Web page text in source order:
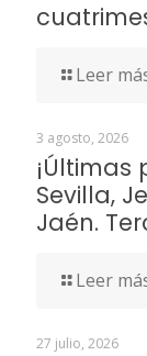
Leer
3 agosto, 2026
¡Últimas
Sevilla,
Jaén.
Leer
27 julio, 2026